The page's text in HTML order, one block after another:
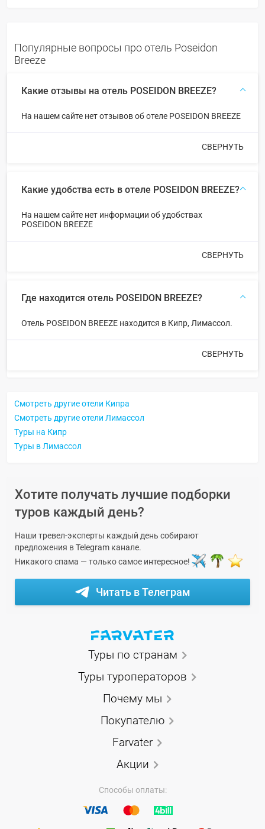
Популярные вопросы про отель Poseidon
Breeze
Какие отзывы на отель POSEIDON BREEZE?
На нашем сайте нет отзывов об отеле POSEIDON BREEZE
СВЕРНУТЬ
Какие удобства есть в отеле POSEIDON BREEZE?
На нашем сайте нет информации об удобствах
POSEIDON BREEZE
СВЕРНУТЬ
Где находится отель POSEIDON BREEZE?
Отель POSEIDON BREEZE находится в Кипр, Лимассол.
СВЕРНУТЬ
Смотреть другие отели Кипра
Смотреть другие отели Лимассол
Туры на Кипр
Туры в Лимассол
Хотите получать лучшие подборки
туров каждый день?
Наши тревел-эксперты каждый день собирают
предложения в Telegram канале.
Никакого спама — только самое интересное!
Читать в Телеграм
Туры по странам
Туры туроператоров
Почему мы
Покупателю
Farvater
Акции
Способы оплаты: